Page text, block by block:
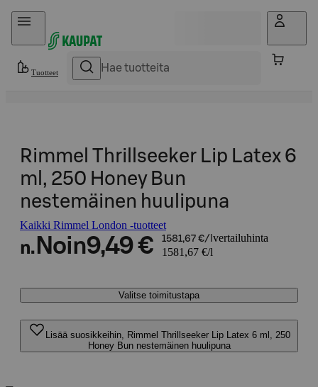
Hyppää sisältöön
Tuotteet
Rimmel Thrillseeker Lip Latex 6
ml, 250 Honey Bun
nestemäinen huulipuna
Kaikki Rimmel London -tuotteet
n. Noin9,49 € 1581,67 €/l vertailuhinta
1581,67 €/l
Valitse toimitustapa
Lisää suosikkeihin, Rimmel Thrillseeker Lip Latex 6 ml, 250
Honey Bun nestemäinen huulipuna